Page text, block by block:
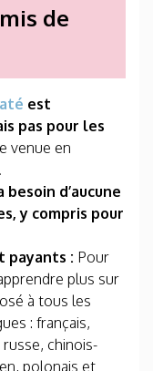
de
est
pas pour les
venue en
.
besoin d’aucune
y compris pour
payants : Pour
plus sur
à tous les
: français,
chinois-
polonais et